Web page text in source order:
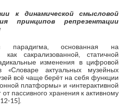
к динамической смысловой
принципов репрезентации
парадигма, основанная на
как сакрализованной, статичной
изменения в цифровой
актуальных музейных
всё чаще берёт на себя функции
платформы» и «интерактивной
пассивного хранения к активному
15].